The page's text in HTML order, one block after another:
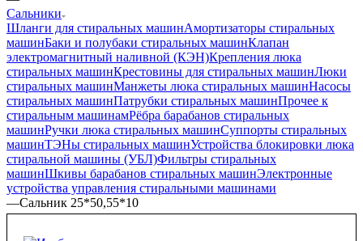
Сальники
Шланги для стиральных машинАмортизаторы стиральных
машинБаки и полубаки стиральных машинКлапан
электромагнитный наливной (КЭН)Крепления люка
стиральных машинКрестовины для стиральных машинЛюки
стиральных машинМанжеты люка стиральных машинНасосы
стиральных машинПатрубки стиральных машинПрочее к
стиральным машинамРёбра барабанов стиральных
машинРучки люка стиральных машинСуппорты стиральных
машинТЭНы стиральных машинУстройства блокировки люка
стиральной машины (УБЛ)Фильтры стиральных
машинШкивы барабанов стиральных машинЭлектронные
устройства управления стиральными машинами
—Сальник 25*50,55*10